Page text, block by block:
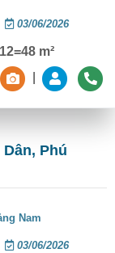
03/06/2026
m²
Phú
Nam
03/06/2026